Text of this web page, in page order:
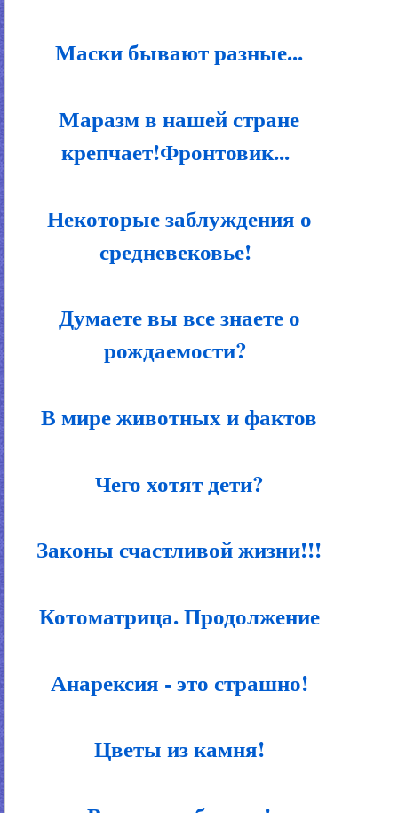
Маски бывают разные...
Маразм в нашей стране
крепчает!Фронтовик...
Некоторые заблуждения о
средневековье!
Думаете вы все знаете о
рождаемости?
В мире животных и фактов
Чего хотят дети?
Законы счастливой жизни!!!
Котоматрица. Продолжение
Анарексия - это страшно!
Цветы из камня!